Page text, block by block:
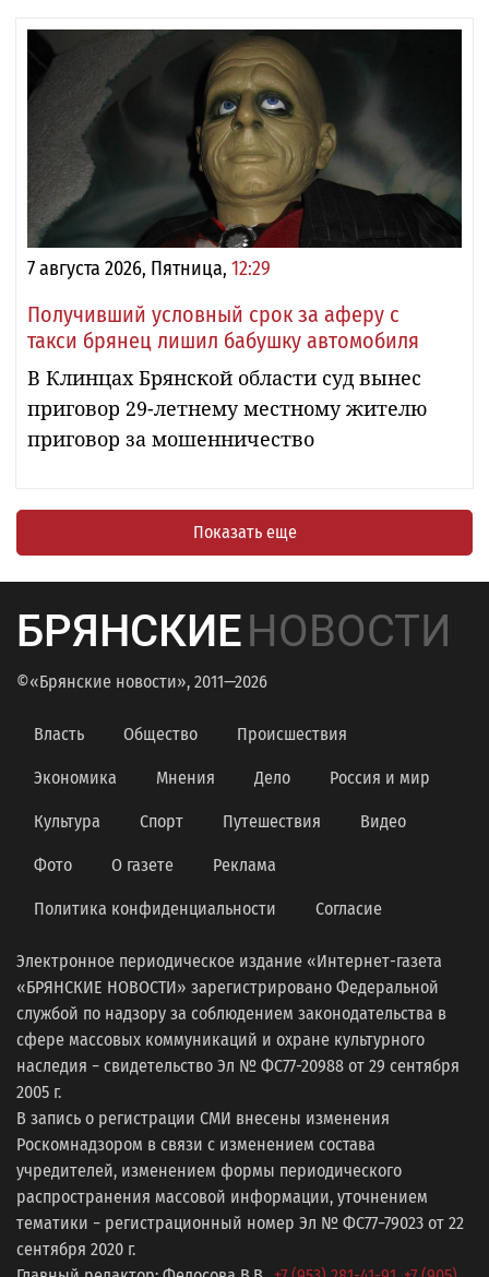
7 августа 2026, Пятница, 12:29
Получивший условный срок за аферу с
такси брянец лишил бабушку автомобиля
В Клинцах Брянской области суд вынес
приговор 29-летнему местному жителю
приговор за мошенничество
Показать еще
БРЯНСКИЕНОВОСТИ
©«Брянские новости», 2011—2026
Власть Общество Происшествия
Экономика Мнения Дело Россия и мир
Культура Спорт Путешествия Видео
Фото О газете Реклама
Политика конфиденциальности Согласие
Электронное периодическое издание «Интернет-газета
«БРЯНСКИЕ НОВОСТИ» зарегистрировано Федеральной
службой по надзору за соблюдением законодательства в
сфере массовых коммуникаций и охране культурного
наследия − свидетельство Эл № ФС77-20988 от 29 сентября
2005 г.
В запись о регистрации СМИ внесены изменения
Роскомнадзором в связи с изменением состава
учредителей, изменением формы периодического
распространения массовой информации, уточнением
тематики − регистрационный номер Эл № ФС77−79023 от 22
сентября 2020 г.